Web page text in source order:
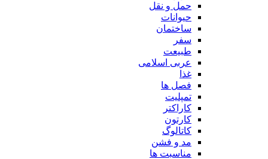
حمل و نقل
حیوانات
ساختمان
سفر
طبیعت
عربی اسلامی
غذا
فصل ها
تمپلیت
کاراکتر
کارتون
کاتالوگ
مد و فشن
مناسبت ها